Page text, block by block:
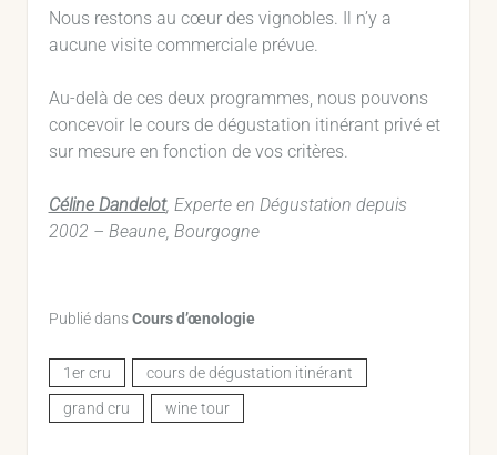
Nous restons au cœur des vignobles. Il n’y a
aucune visite commerciale prévue.
Au-delà de ces deux programmes, nous pouvons
concevoir le cours de dégustation itinérant privé et
sur mesure en fonction de vos critères.
Céline Dandelot, Experte en Dégustation depuis
2002 – Beaune, Bourgogne
Publié dansCours d’œnologie
1er cru
cours de dégustation itinérant
grand cru
wine tour